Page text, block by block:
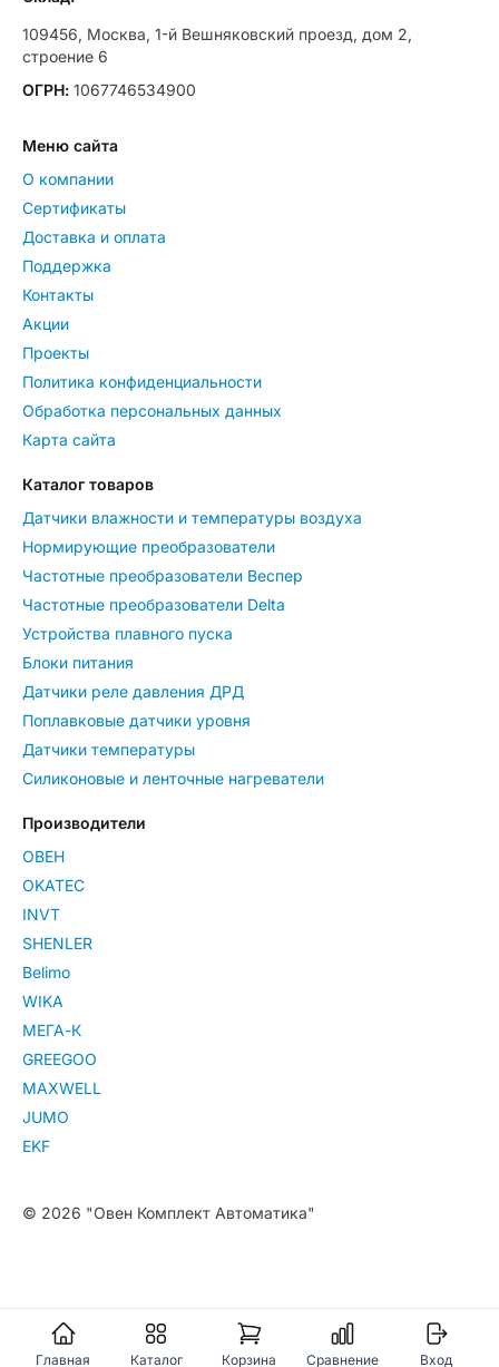
Главная Каталог Корзина Сравнение Вход
109456, Москва, 1-й Вешняковский проезд, дом 2,
строение 6
ОГРН: 1067746534900
Меню сайта
О компании
Сертификаты
Доставка и оплата
Поддержка
Контакты
Акции
Проекты
Политика конфиденциальности
Обработка персональных данных
Карта сайта
Каталог товаров
Датчики влажности и температуры воздуха
Нормирующие преобразователи
Частотные преобразователи Веспер
Частотные преобразователи Delta
Устройства плавного пуска
Блоки питания
Датчики реле давления ДРД
Поплавковые датчики уровня
Датчики температуры
Силиконовые и ленточные нагреватели
Производители
ОВЕН
OKATEC
INVT
SHENLER
Belimo
WIKA
МЕГА-К
GREEGOO
MAXWELL
JUMO
EKF
© 2026 "Овен Комплект Автоматика"